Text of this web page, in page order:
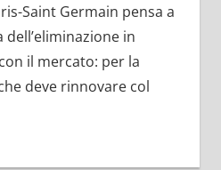
Saint Germain pensa a
dell’eliminazione in
il mercato: per la
deve rinnovare col